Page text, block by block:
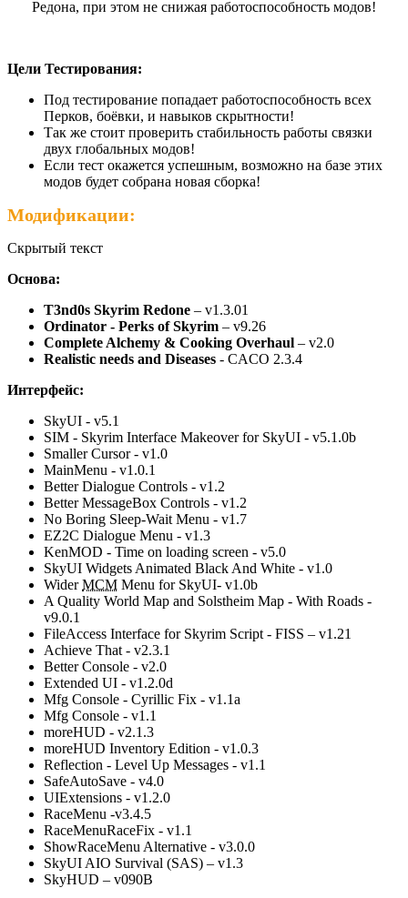
Редона, при этом не снижая работоспособность модов!
Цели Тестирования:
Под тестирование попадает работоспособность всех
Перков, боёвки, и навыков скрытности!
Так же стоит проверить стабильность работы связки
двух глобальных модов!
Если тест окажется успешным, возможно на базе этих
модов будет собрана новая сборка!
Модификации:
Скрытый текст
Основа:
T3nd0s Skyrim Redone – v1.3.01
Ordinator - Perks of Skyrim – v9.26
Complete Alchemy & Cooking Overhaul – v2.0
Realistic needs and Diseases - CACO 2.3.4
Интерфейс:
SkyUI - v5.1
SIM - Skyrim Interface Makeover for SkyUI - v5.1.0b
Smaller Cursor - v1.0
MainMenu - v1.0.1
Better Dialogue Controls - v1.2
Better MessageBox Controls - v1.2
No Boring Sleep-Wait Menu - v1.7
EZ2C Dialogue Menu - v1.3
KenMOD - Time on loading screen - v5.0
SkyUI Widgets Animated Black And White - v1.0
WiderMCM Menu for SkyUI- v1.0b
A Quality World Map and Solstheim Map - With Roads -
v9.0.1
FileAccess Interface for Skyrim Script - FISS – v1.21
Achieve That - v2.3.1
Better Console - v2.0
Extended UI - v1.2.0d
Mfg Console - Cyrillic Fix - v1.1a
Mfg Console - v1.1
moreHUD - v2.1.3
moreHUD Inventory Edition - v1.0.3
Reflection - Level Up Messages - v1.1
SafeAutoSave - v4.0
UIExtensions - v1.2.0
RaceMenu -v3.4.5
RaceMenuRaceFix - v1.1
ShowRaceMenu Alternative - v3.0.0
SkyUI AIO Survival (SAS) – v1.3
SkyHUD – v090B